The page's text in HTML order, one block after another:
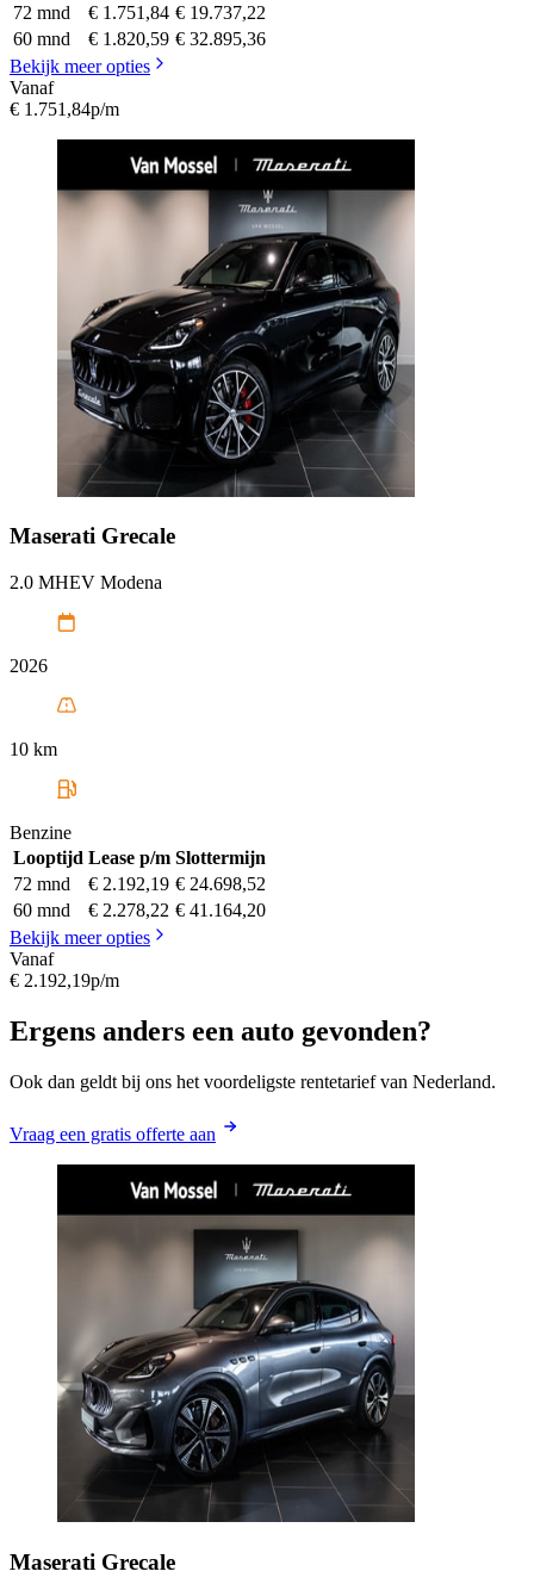
72 mnd
€ 1.751,84 € 19.737,22
60 mnd
€ 1.820,59 € 32.895,36
Bekijk meer opties
Vanaf
€ 1.751,84p/m
Maserati Grecale
2.0 MHEV Modena
2026
10 km
Benzine
Looptijd Lease p/m Slottermijn
72 mnd
€ 2.192,19 € 24.698,52
60 mnd
€ 2.278,22 € 41.164,20
Bekijk meer opties
Vanaf
€ 2.192,19p/m
Ergens anders een auto gevonden?
Ook dan geldt bij ons het voordeligste rentetarief van Nederland.
Vraag een gratis offerte aan
Maserati Grecale